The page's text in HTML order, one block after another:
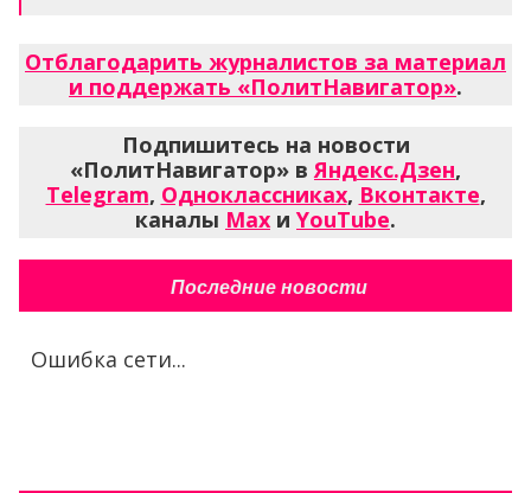
Отблагодарить журналистов за материал
и поддержать «ПолитНавигатор».
Подпишитесь на новости
«ПолитНавигатор» вЯндекс.Дзен,
Telegram, Одноклассниках, Вконтакте,
каналы Max и YouTube.
Последние новости
Ошибка сети...